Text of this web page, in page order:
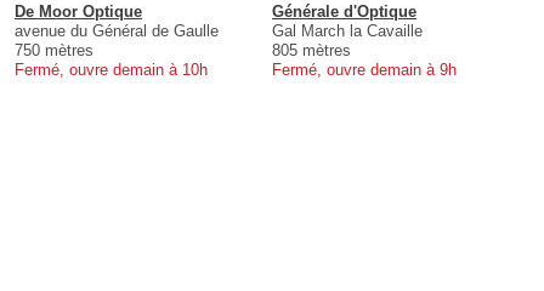
De Moor Optique
avenue du Général de Gaulle
750 mètres
Fermé, ouvre demain à 10h
Générale d'Optique
Gal March la Cavaille
805 mètres
Fermé, ouvre demain à 9h